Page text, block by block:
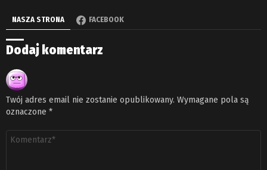
NASZA STRONA FACEBOOK
Dodaj komentarz
Twój adres email nie zostanie opublikowany. Wymagane pola są
oznaczone *
Komentarz